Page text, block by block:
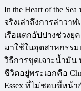
In the Heart of the
จริงเล่าถึงการล่าวา
เรือแตกอัปปางช่วงยุ
มาใช้ในอุตสาหกรรม
วิธีการขุดเจาะน้ำมัน
ชีวิตอยู่พระเอกคือ
Essex ที่ไม่ชอบขี้หน้า